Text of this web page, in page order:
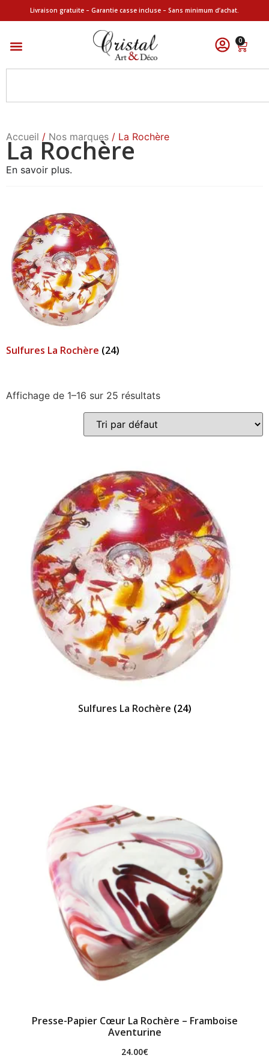
Livraison gratuite – Garantie casse incluse – Sans minimum d’achat.
0
Accueil / Nos marques / La Rochère
La Rochère
En savoir plus.
Sulfures La Rochère (24)
Affichage de 1–16 sur 25 résultats
Sulfures La Rochère (24)
Presse-Papier Cœur La Rochère – Framboise
Aventurine
24.00€